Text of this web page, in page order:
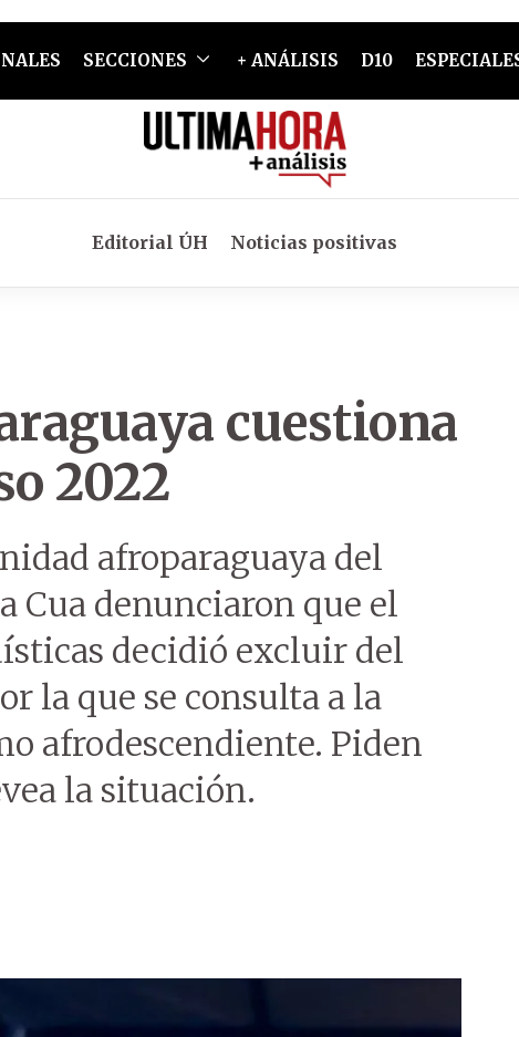
SECCIONES + ANÁLISIS D10
Editorial ÚH Noticias positivas
cuestiona
2022
afroparaguaya del
Cua denunciaron que el
decidió excluir del
la que se consulta a la
afrodescendiente. Piden
la situación.